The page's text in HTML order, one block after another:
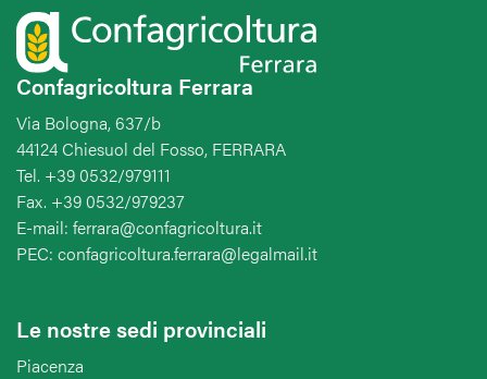
Confagricoltura Ferrara
Via Bologna, 637/b
44124 Chiesuol del Fosso, FERRARA
Tel. +39 0532/979111
Fax. +39 0532/979237
E-mail: ferrara@confagricoltura.it
PEC: confagricoltura.ferrara@legalmail.it
Le nostre sedi provinciali
Piacenza